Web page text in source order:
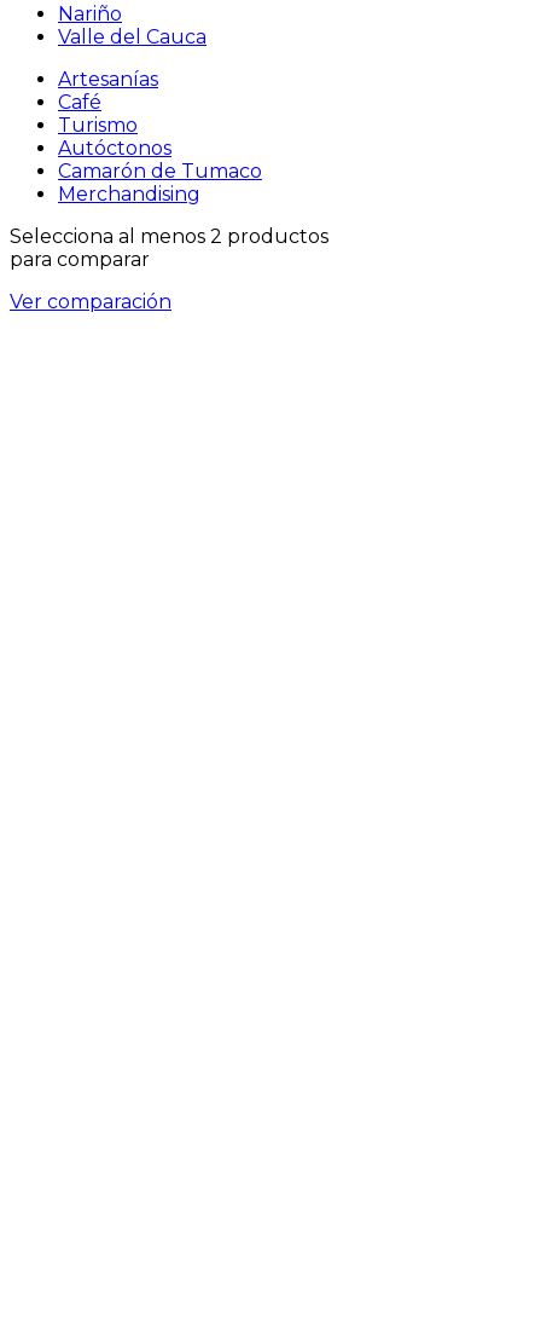
Nariño
Valle del Cauca
Artesanías
Café
Turismo
Autóctonos
Camarón de Tumaco
Merchandising
Selecciona al menos 2 productos
para comparar
Ver comparación